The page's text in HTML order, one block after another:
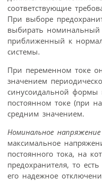
соответствующие
При выборе
выбирать номинальный
приближенный к
системы.
При переменном токе
значением
синусоидальной формы
постоянном токе (при
средним значением.
Номинальное
максимальное
постоянного тока, на
предохранителя, то
его надежное